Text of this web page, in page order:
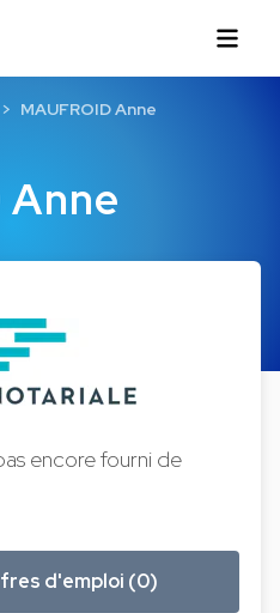
Anne
MAUFROID Anne
encore fourni de
d'emploi (0)